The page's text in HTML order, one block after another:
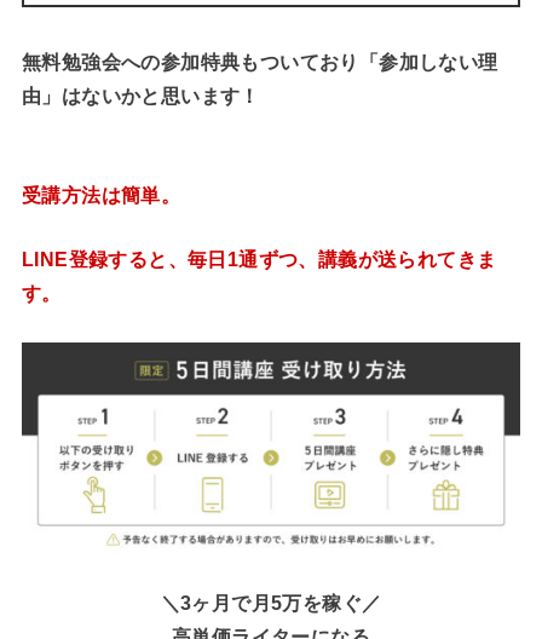
無料勉強会への参加特典もついており「参加しない理
由」はないかと思います！
受講方法は簡単。
LINE登録すると、毎日1通ずつ、講義が送られてきま
す。
＼3ヶ月で月5万を稼ぐ／